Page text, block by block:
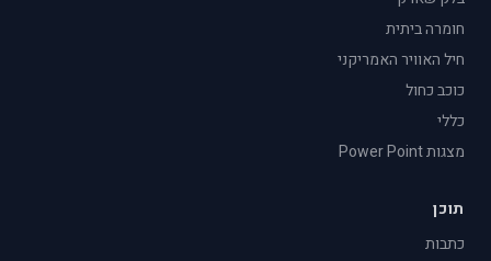
חומרה ביתית
חיל האוויר האמריקני
כוכב כחול
כללי
מצגות Power Point
תוכן
כתבות